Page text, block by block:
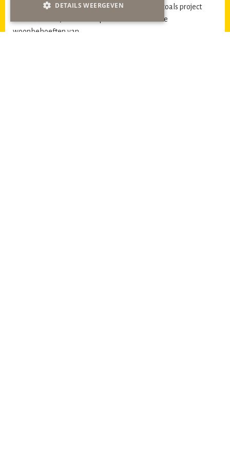
CPO’s zijn niet gericht op winstmaximalisatie zoals project
ontwikkelaars, maar wel op het voldoen aan de
woonbehoeften van
DETAILS WEERGEVEN